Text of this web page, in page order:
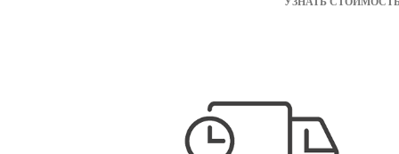
туалетная вода 50 мл.